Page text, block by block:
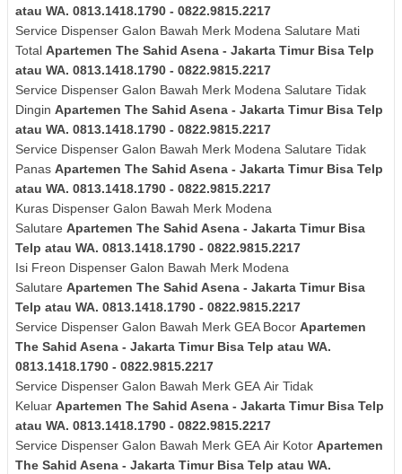
atau WA. 0813.1418.1790 - 0822.9815.2217
Service Dispenser Galon Bawah Merk Modena Salutare Mati
Total Apartemen The Sahid Asena - Jakarta Timur Bisa Telp
atau WA. 0813.1418.1790 - 0822.9815.2217
Service Dispenser Galon Bawah Merk Modena Salutare Tidak
Dingin Apartemen The Sahid Asena - Jakarta Timur Bisa Telp
atau WA. 0813.1418.1790 - 0822.9815.2217
Service Dispenser Galon Bawah Merk Modena Salutare Tidak
Panas Apartemen The Sahid Asena - Jakarta Timur Bisa Telp
atau WA. 0813.1418.1790 - 0822.9815.2217
Kuras Dispenser Galon Bawah Merk Modena
Salutare Apartemen The Sahid Asena - Jakarta Timur Bisa
Telp atau WA. 0813.1418.1790 - 0822.9815.2217
Isi Freon Dispenser Galon Bawah Merk Modena
Salutare Apartemen The Sahid Asena - Jakarta Timur Bisa
Telp atau WA. 0813.1418.1790 - 0822.9815.2217
Service Dispenser Galon Bawah Merk GEA Bocor Apartemen
The Sahid Asena - Jakarta Timur Bisa Telp atau WA.
0813.1418.1790 - 0822.9815.2217
Service Dispenser Galon Bawah Merk GEA Air Tidak
Keluar Apartemen The Sahid Asena - Jakarta Timur Bisa Telp
atau WA. 0813.1418.1790 - 0822.9815.2217
Service Dispenser Galon Bawah Merk GEA Air Kotor Apartemen
The Sahid Asena - Jakarta Timur Bisa Telp atau WA.